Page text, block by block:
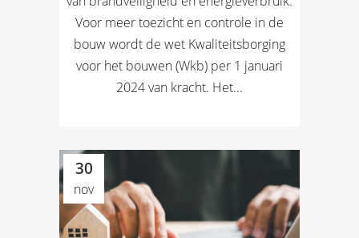
Voor meer toezicht en controle in de
bouw wordt de wet Kwaliteitsborging
voor het bouwen (Wkb) per 1 januari
2024 van kracht. Het...
30
nov